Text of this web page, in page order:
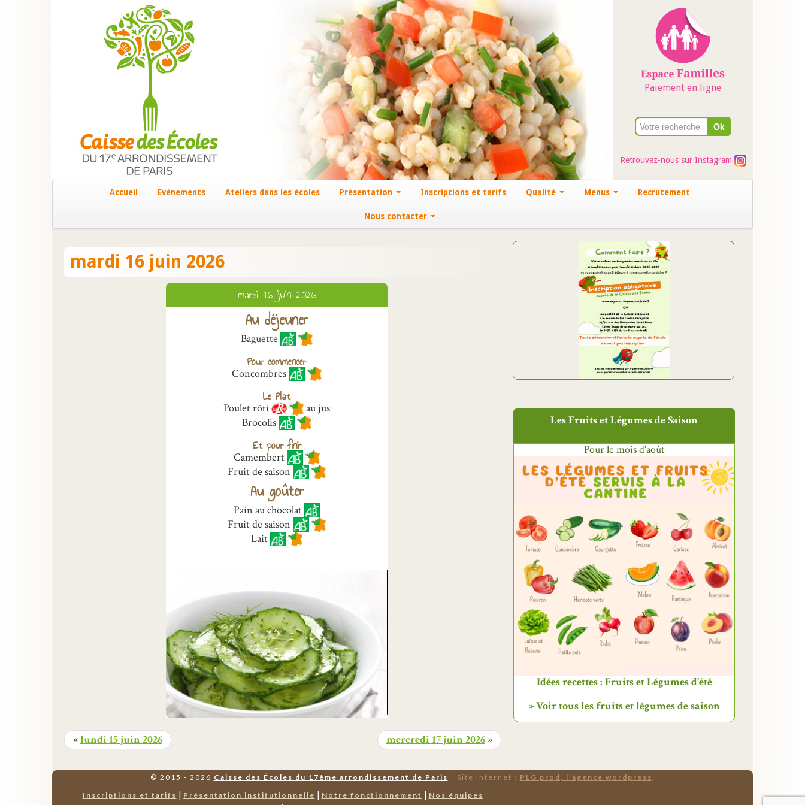
Paiement en ligne
Retrouvez-nous sur Instagram
Accueil Evénements Ateliers dans les écoles Présentation Inscriptions et tarifs Qualité Menus Recrutement
Nous contacter
mardi 16 juin 2026
mardi 16 juin 2026
Au déjeuner
Baguette
Pour commencer
Concombres
Le Plat
Poulet rôti
au jus
Brocolis
Et pour finir
Camembert
Fruit de saison
Au goûter
Pain au chocolat
Fruit de saison
Lait
«lundi 15 juin 2026 mercredi 17 juin 2026»
Les Fruits et Légumes de Saison
Pour le mois d'août
Idées recettes : Fruits et Légumes d’été
» Voir tous les fruits et légumes de saison
© 2015 - 2026 Caisse des Écoles du 17ème arrondissement de Paris Site internet : PLG prod, l'agence wordpress
Inscriptions et tarifs | Présentation institutionnelle | Notre fonctionnement | Nos équipes